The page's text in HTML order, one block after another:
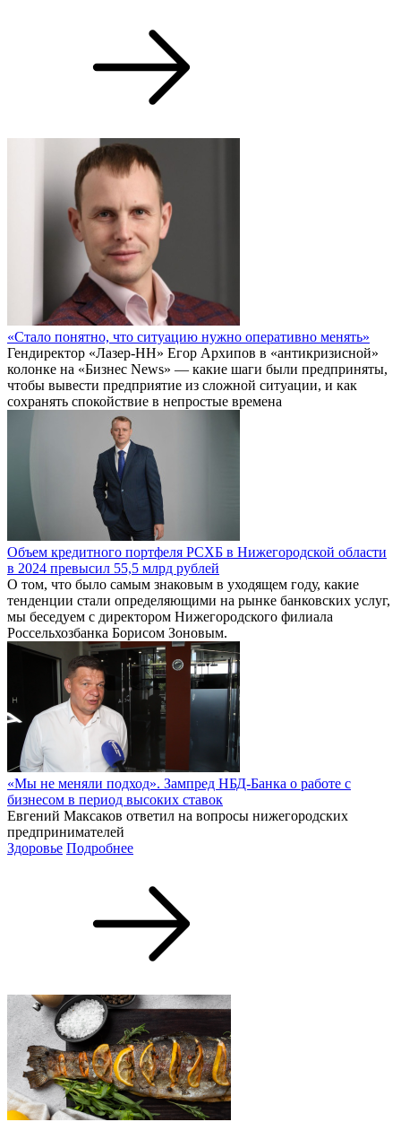
«Стало понятно, что ситуацию нужно оперативно менять»
Гендиректор «Лазер-НН» Егор Архипов в «антикризисной»
колонке на «Бизнес News» — какие шаги были предприняты,
чтобы вывести предприятие из сложной ситуации, и как
сохранять спокойствие в непростые времена
Объем кредитного портфеля РСХБ в Нижегородской области
в 2024 превысил 55,5 млрд рублей
О том, что было самым знаковым в уходящем году, какие
тенденции стали определяющими на рынке банковских услуг,
мы беседуем с директором Нижегородского филиала
Россельхозбанка Борисом Зоновым.
«Мы не меняли подход». Зампред НБД-Банка о работе с
бизнесом в период высоких ставок
Евгений Максаков ответил на вопросы нижегородских
предпринимателей
Здоровье Подробнее